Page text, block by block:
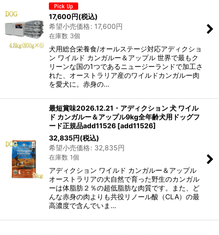
17,600 円(税込)
希望小売価格: 17,600円
在庫数 3個
犬用総合栄養食/オールステージ対応アディクショ
ン ワイルド カンガルー＆アップル 世界で最もク
リーンな国の1つであるニュージーランドで加工さ
れた、オーストラリア産のワイルドカンガルー肉
を愛犬に。赤身の…
最短賞味2026.12.21・アディクション 犬 ワイル
ド カンガルー＆アップル9kg全年齢犬用ドッグフ
ード正規品add11526 [add11526]
32,835円(税込)
希望小売価格: 32,835円
在庫数 1個
アディクション ワイルド カンガルー＆アップル
オーストラリアの大自然で育った野生のカンガル
ーは体脂肪２％の超低脂肪な肉質です。また、ど
んな赤身の肉よりも共役リノール酸（CLA）の最
高濃度で含んでいま…